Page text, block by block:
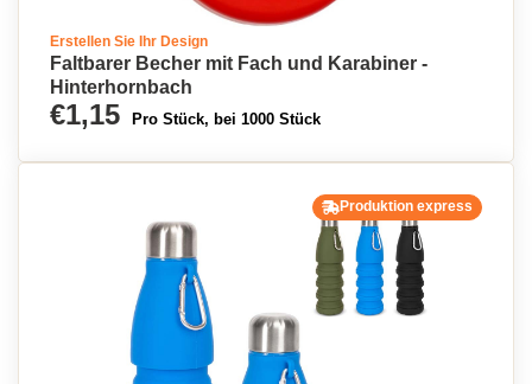
Erstellen Sie Ihr Design
Faltbarer Becher mit Fach und Karabiner -
Hinterhornbach
€1,15 Pro Stück, bei 1000 Stück
Produktion express